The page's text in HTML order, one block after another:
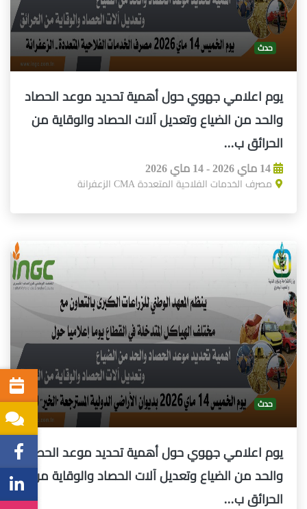
حدث
يوم اعلامي جهوي حول أهمية تحديد موعد الحصاد
والحد من الضياع وتعديل آلات الحصاد والوقاية من
الحرائق ب...
14 ماي 2026 - 14 ماي 2026
مصرف الخدمات الفلاحية المتعددة CMA الزعفرانة
حدث
يوم اعلامي جهوي حول أهمية تحديد موعد الحصاد
والحد من الضياع وتعديل آلات الحصاد والوقاية من
الحرائق ب...